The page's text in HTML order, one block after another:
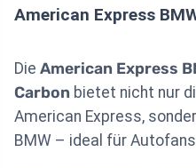
American Express
Die American Express
Carbon bietet nicht nur
American Express,
BMW – ideal für